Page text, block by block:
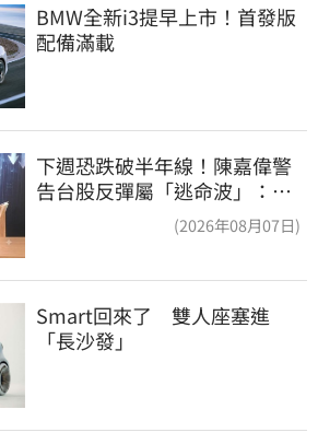
BMW全新i3提早上市！首發版
配備滿載
下週恐跌破半年線！陳嘉偉警
告台股反彈屬「逃命波」：空
(2026年08月07日)
Smart回來了　雙人座塞進
「長沙發」